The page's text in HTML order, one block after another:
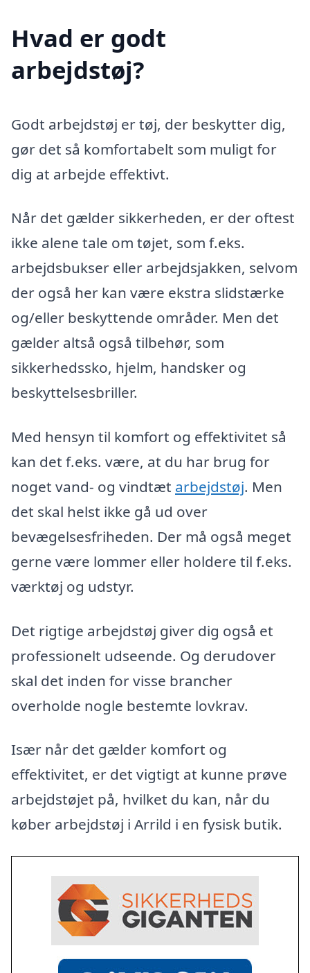
Hvad er godt
arbejdstøj?
Godt arbejdstøj er tøj, der beskytter dig,
gør det så komfortabelt som muligt for
dig at arbejde effektivt.
Når det gælder sikkerheden, er der oftest
ikke alene tale om tøjet, som f.eks.
arbejdsbukser eller arbejdsjakken, selvom
der også her kan være ekstra slidstærke
og/eller beskyttende områder. Men det
gælder altså også tilbehør, som
sikkerhedssko, hjelm, handsker og
beskyttelsesbriller.
Med hensyn til komfort og effektivitet så
kan det f.eks. være, at du har brug for
noget vand- og vindtæt arbejdstøj. Men
det skal helst ikke gå ud over
bevægelsesfriheden. Der må også meget
gerne være lommer eller holdere til f.eks.
værktøj og udstyr.
Det rigtige arbejdstøj giver dig også et
professionelt udseende. Og derudover
skal det inden for visse brancher
overholde nogle bestemte lovkrav.
Især når det gælder komfort og
effektivitet, er det vigtigt at kunne prøve
arbejdstøjet på, hvilket du kan, når du
køber arbejdstøj i Arrild i en fysisk butik.